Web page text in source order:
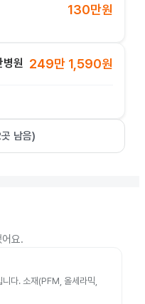
130만원
병원 249만 1,590원
곳 남음)
요.
다. 소재(PFM, 올세라믹,